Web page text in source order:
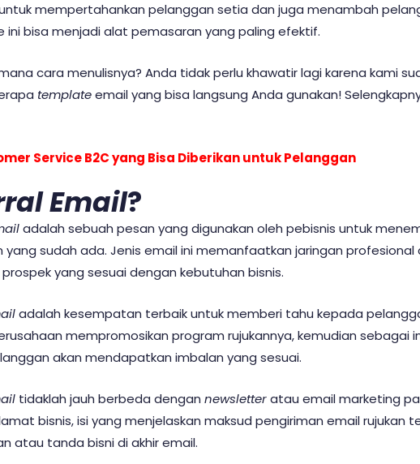
mempertahankan pelanggan setia dan juga menambah
bisa menjadi alat pemasaran yang paling efektif.
cara menulisnya? Anda tidak perlu khawatir lagi karena kami
templateemail yang bisa langsung Anda gunakan!
Service B2C yang Bisa Diberikan untuk Pelanggan
Email?
adalah sebuah pesan yang digunakan oleh pebisnis untuk
sudah ada. Jenis email ini memanfaatkan jaringan profesional
yang sesuai dengan kebutuhan bisnis.
adalah kesempatan terbaik untuk memberi tahu kepada
mempromosikan program rujukannya, kemudian sebagai
akan mendapatkan imbalan yang sesuai.
tidaklah jauh berbeda dengan newsletteratau email marketing
bisnis, isi yang menjelaskan maksud pengiriman email rujukan
atau tanda bisni di akhir email.